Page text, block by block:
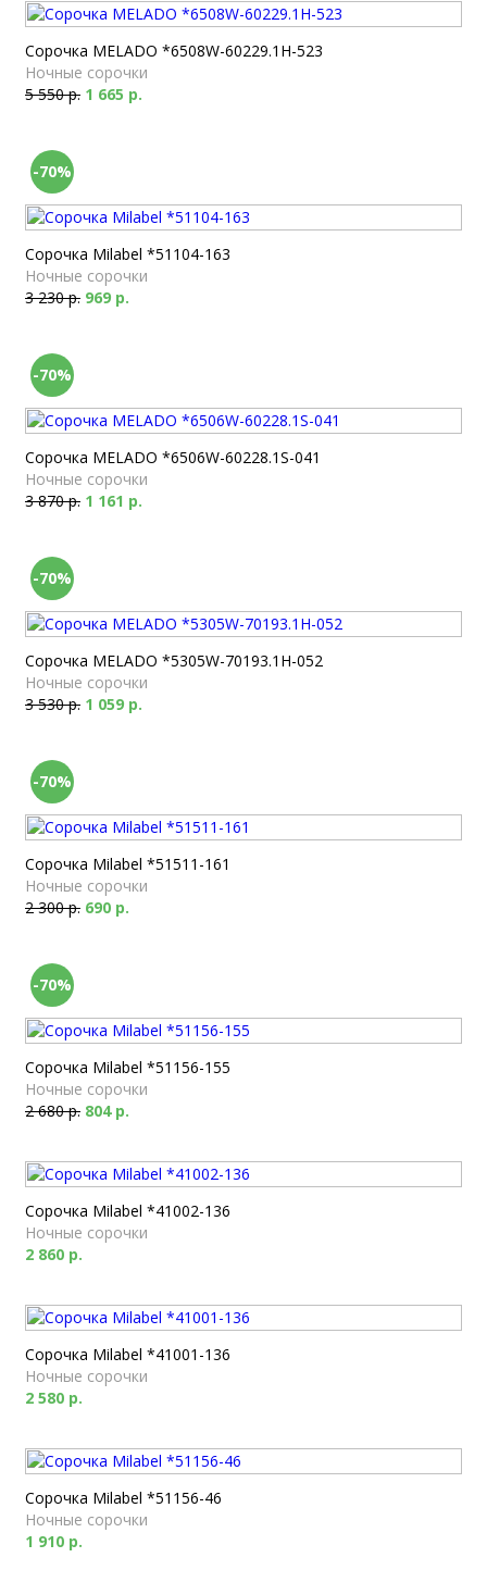
Сорочка MELADO *6508W-60229.1H-523
Ночные сорочки
5 550 р. 1 665 р.
-70%
Сорочка Milabel *51104-163
Ночные сорочки
3 230 р. 969 р.
-70%
Сорочка MELADO *6506W-60228.1S-041
Ночные сорочки
3 870 р. 1 161 р.
-70%
Сорочка MELADO *5305W-70193.1H-052
Ночные сорочки
3 530 р. 1 059 р.
-70%
Сорочка Milabel *51511-161
Ночные сорочки
2 300 р. 690 р.
-70%
Сорочка Milabel *51156-155
Ночные сорочки
2 680 р. 804 р.
Сорочка Milabel *41002-136
Ночные сорочки
2 860 р.
Сорочка Milabel *41001-136
Ночные сорочки
2 580 р.
Сорочка Milabel *51156-46
Ночные сорочки
1 910 р.